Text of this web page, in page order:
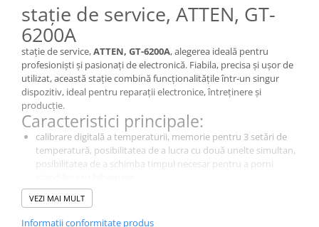
stație de service, ATTEN, GT-
6200A
stație de service,ATTEN, GT-6200A, alegerea ideală pentru
profesioniști și pasionați de electronică. Fiabila, precisa și ușor de
utilizat, această stație combină funcționalitățile într-un singur
dispozitiv, ideal pentru reparații electronice, întreținere și
producție.
Caracteristici principale:
calibrare digitală a temperaturii, memorie pentru 3 setări de
temperatură, posibilitatea de a lucra cu două unelte simultan,
posibilitatea de a schimba timpul necesar pentru a porni
De ce să alegi acest model?
Este echipată cu un sistem de control digital, cu butoane al
temperaturii, operabil prin butoane, care permite ajustarea
VEZI MAI MULT
Informatii conformitate produs